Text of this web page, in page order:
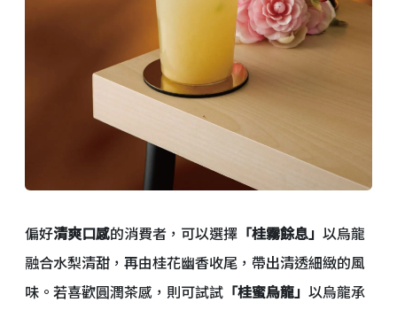
偏好清爽口感的消費者，可以選擇 「桂霧餘息」 以烏龍
融合水梨清甜，再由桂花幽香收尾，帶出清透細緻的風
味。若喜歡圓潤茶感，則可試試 「桂蜜烏龍」 以烏龍承